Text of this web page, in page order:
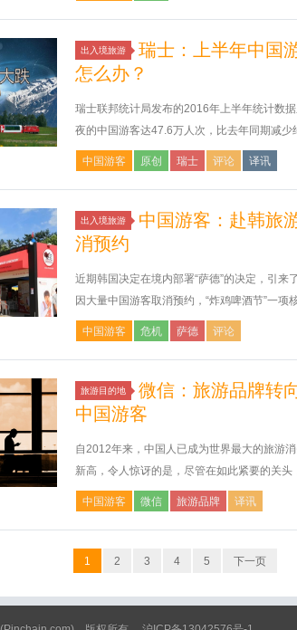
出入境旅游
瑞士：上半年中国
怎么办？
瑞士联邦统计局发布的2016年上半年统计数
夜的中国游客达47.6万人次，比去年同期减少
中国游客 原创 瑞士 评论 译讯
出入境旅游
中国游客：赴韩旅
消预约
近期韩国决定在境内部署“萨德”的决定，引来
因大量中国游客取消预约，“炸鸡啤酒节”一项
中国游客 危机 萨德 评论
旅游目的地
微信：旅游品牌转
中国游客
自2012年来，中国人已成为世界最大的旅游
新高，令人惊讶的是，尽管在如此紧要的关头
中国游客 微信 旅游品牌 译讯
1 2 3 4 5 下一页